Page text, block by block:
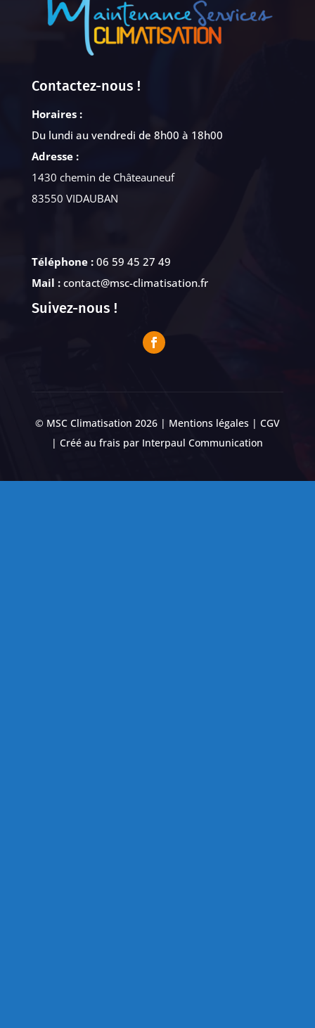
Contactez-nous !
Horaires :
Du lundi au vendredi de 8h00 à 18h00
Adresse :
1430 chemin de Châteauneuf
83550 VIDAUBAN
Téléphone : 06 59 45 27 49
Mail :contact@msc-climatisation.fr
Suivez-nous !
© MSC Climatisation 2026 | Mentions légales| CGV
| Créé au frais par Interpaul Communication